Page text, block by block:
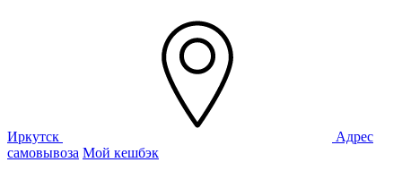
Иркутск
Адрес
самовывоза Мой кешбэк